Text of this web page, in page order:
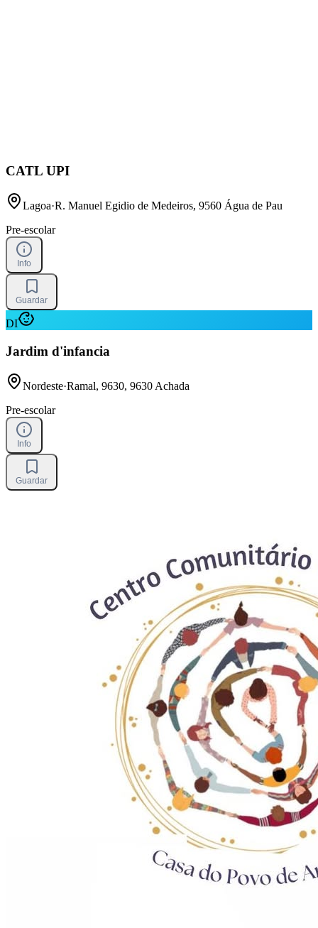
CATL UPI
Lagoa·R. Manuel Egidio de Medeiros, 9560 Água de Pau
Pre-escolar
Info
Guardar
DI
Jardim d'infancia
Nordeste·Ramal, 9630, 9630 Achada
Pre-escolar
Info
Guardar